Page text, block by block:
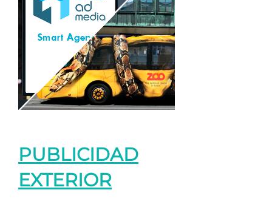
PUBLICIDAD
EXTERIOR